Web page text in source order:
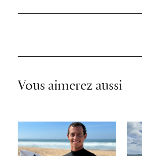
Vous aimerez aussi